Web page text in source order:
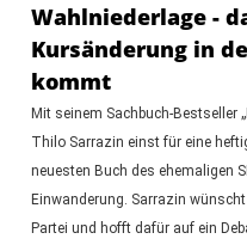
Wahlniederlage -
Kursänderung in
kommt
Mit seinem Sachbuch-Bestseller
Thilo Sarrazin einst für eine
neuesten Buch des ehemaligen
Einwanderung. Sarrazin
Partei und hofft dafür auf ein